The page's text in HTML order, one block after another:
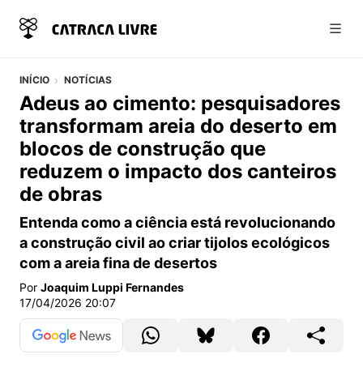
INÍCIO NOTÍCIAS
Adeus ao cimento: pesquisadores
transformam areia do deserto em
blocos de construção que
reduzem o impacto dos canteiros
de obras
Entenda como a ciência está revolucionando
a construção civil ao criar tijolos ecológicos
com a areia fina de desertos
Por Joaquim Luppi Fernandes
17/04/2026 20:07